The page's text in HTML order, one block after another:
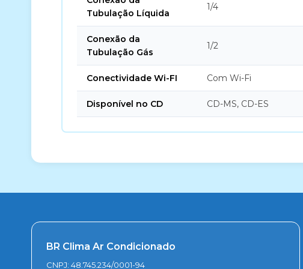
Tubulação Líquida
1/4
Conexão da
Tubulação Gás
1/2
Conectividade Wi-FI Com Wi-Fi
Disponível no CD CD-MS, CD-ES
BR Clima Ar Condicionado
CNPJ: 48.745.234/0001-94